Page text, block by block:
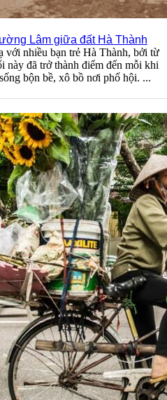
Lâm giữa đất Hà Thành
với nhiều bạn trẻ Hà Thành, bởi từ
này đã trở thành điểm đến mỗi khi
bộn bề, xô bồ nơi phố hội. ...